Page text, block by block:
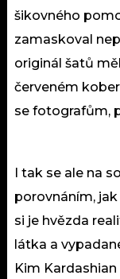
šikovného
zamaskoval
originál šatů
červeném
se fotografům,
I tak se ale na
porovnáním,
si je hvězda
látka a
Kim